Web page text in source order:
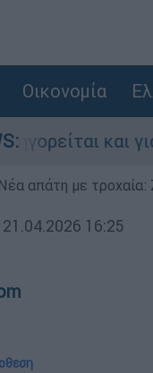
Οικονομία
και για την
Νέα απάτη με τροχαία:
21.04.2026 16:25